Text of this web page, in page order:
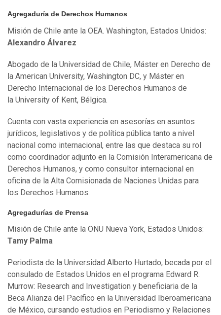
Agregaduría de Derechos Humanos
Misión de Chile ante la OEA. Washington, Estados Unidos:
Alexandro Álvarez
Abogado de la Universidad de Chile, Máster en Derecho de
la American University, Washington DC, y Máster en
Derecho Internacional de los Derechos Humanos de
la University of Kent, Bélgica.
Cuenta con vasta experiencia en asesorías en asuntos
jurídicos, legislativos y de política pública tanto a nivel
nacional como internacional, entre las que destaca su rol
como coordinador adjunto en la Comisión Interamericana de
Derechos Humanos, y como consultor internacional en
oficina de la Alta Comisionada de Naciones Unidas para
los Derechos Humanos.
Agregadurías de Prensa
Misión de Chile ante la ONU Nueva York, Estados Unidos:
Tamy Palma
Periodista de la Universidad Alberto Hurtado, becada por el
consulado de Estados Unidos en el programa Edward R.
Murrow: Research and Investigation y beneficiaria de la
Beca Alianza del Pacífico en la Universidad Iberoamericana
de México, cursando estudios en Periodismo y Relaciones